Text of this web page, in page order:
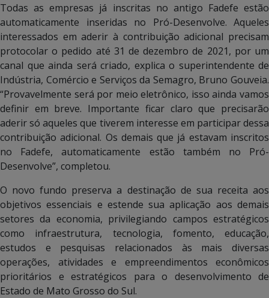
Todas as empresas já inscritas no antigo Fadefe estão
automaticamente inseridas no Pró-Desenvolve. Aqueles
interessados em aderir à contribuição adicional precisam
protocolar o pedido até 31 de dezembro de 2021, por um
canal que ainda será criado, explica o superintendente de
Indústria, Comércio e Serviços da Semagro, Bruno Gouveia.
“Provavelmente será por meio eletrônico, isso ainda vamos
definir em breve. Importante ficar claro que precisarão
aderir só aqueles que tiverem interesse em participar dessa
contribuição adicional. Os demais que já estavam inscritos
no Fadefe, automaticamente estão também no Pró-
Desenvolve”, completou.
O novo fundo preserva a destinação de sua receita aos
objetivos essenciais e estende sua aplicação aos demais
setores da economia, privilegiando campos estratégicos
como infraestrutura, tecnologia, fomento, educação,
estudos e pesquisas relacionados às mais diversas
operações, atividades e empreendimentos econômicos
prioritários e estratégicos para o desenvolvimento de
Estado de Mato Grosso do Sul.